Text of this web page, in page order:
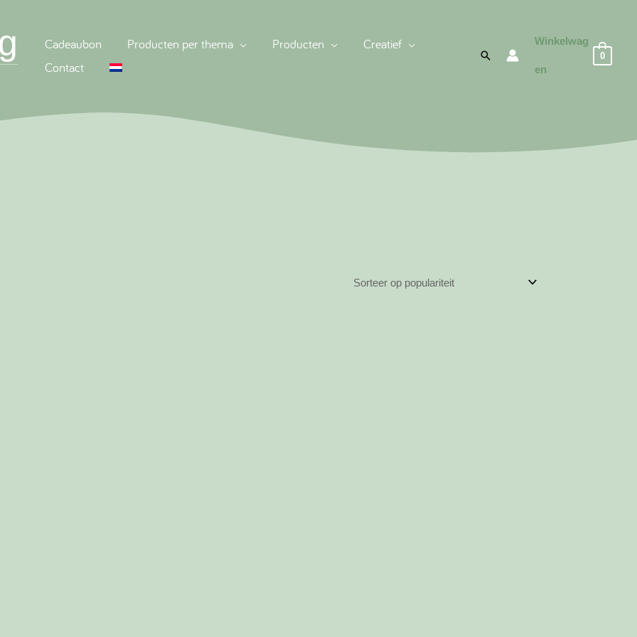
Cadeaubon Producten per thema Producten
Creatief
Contact
Zoeken
Winkelwag
en
0